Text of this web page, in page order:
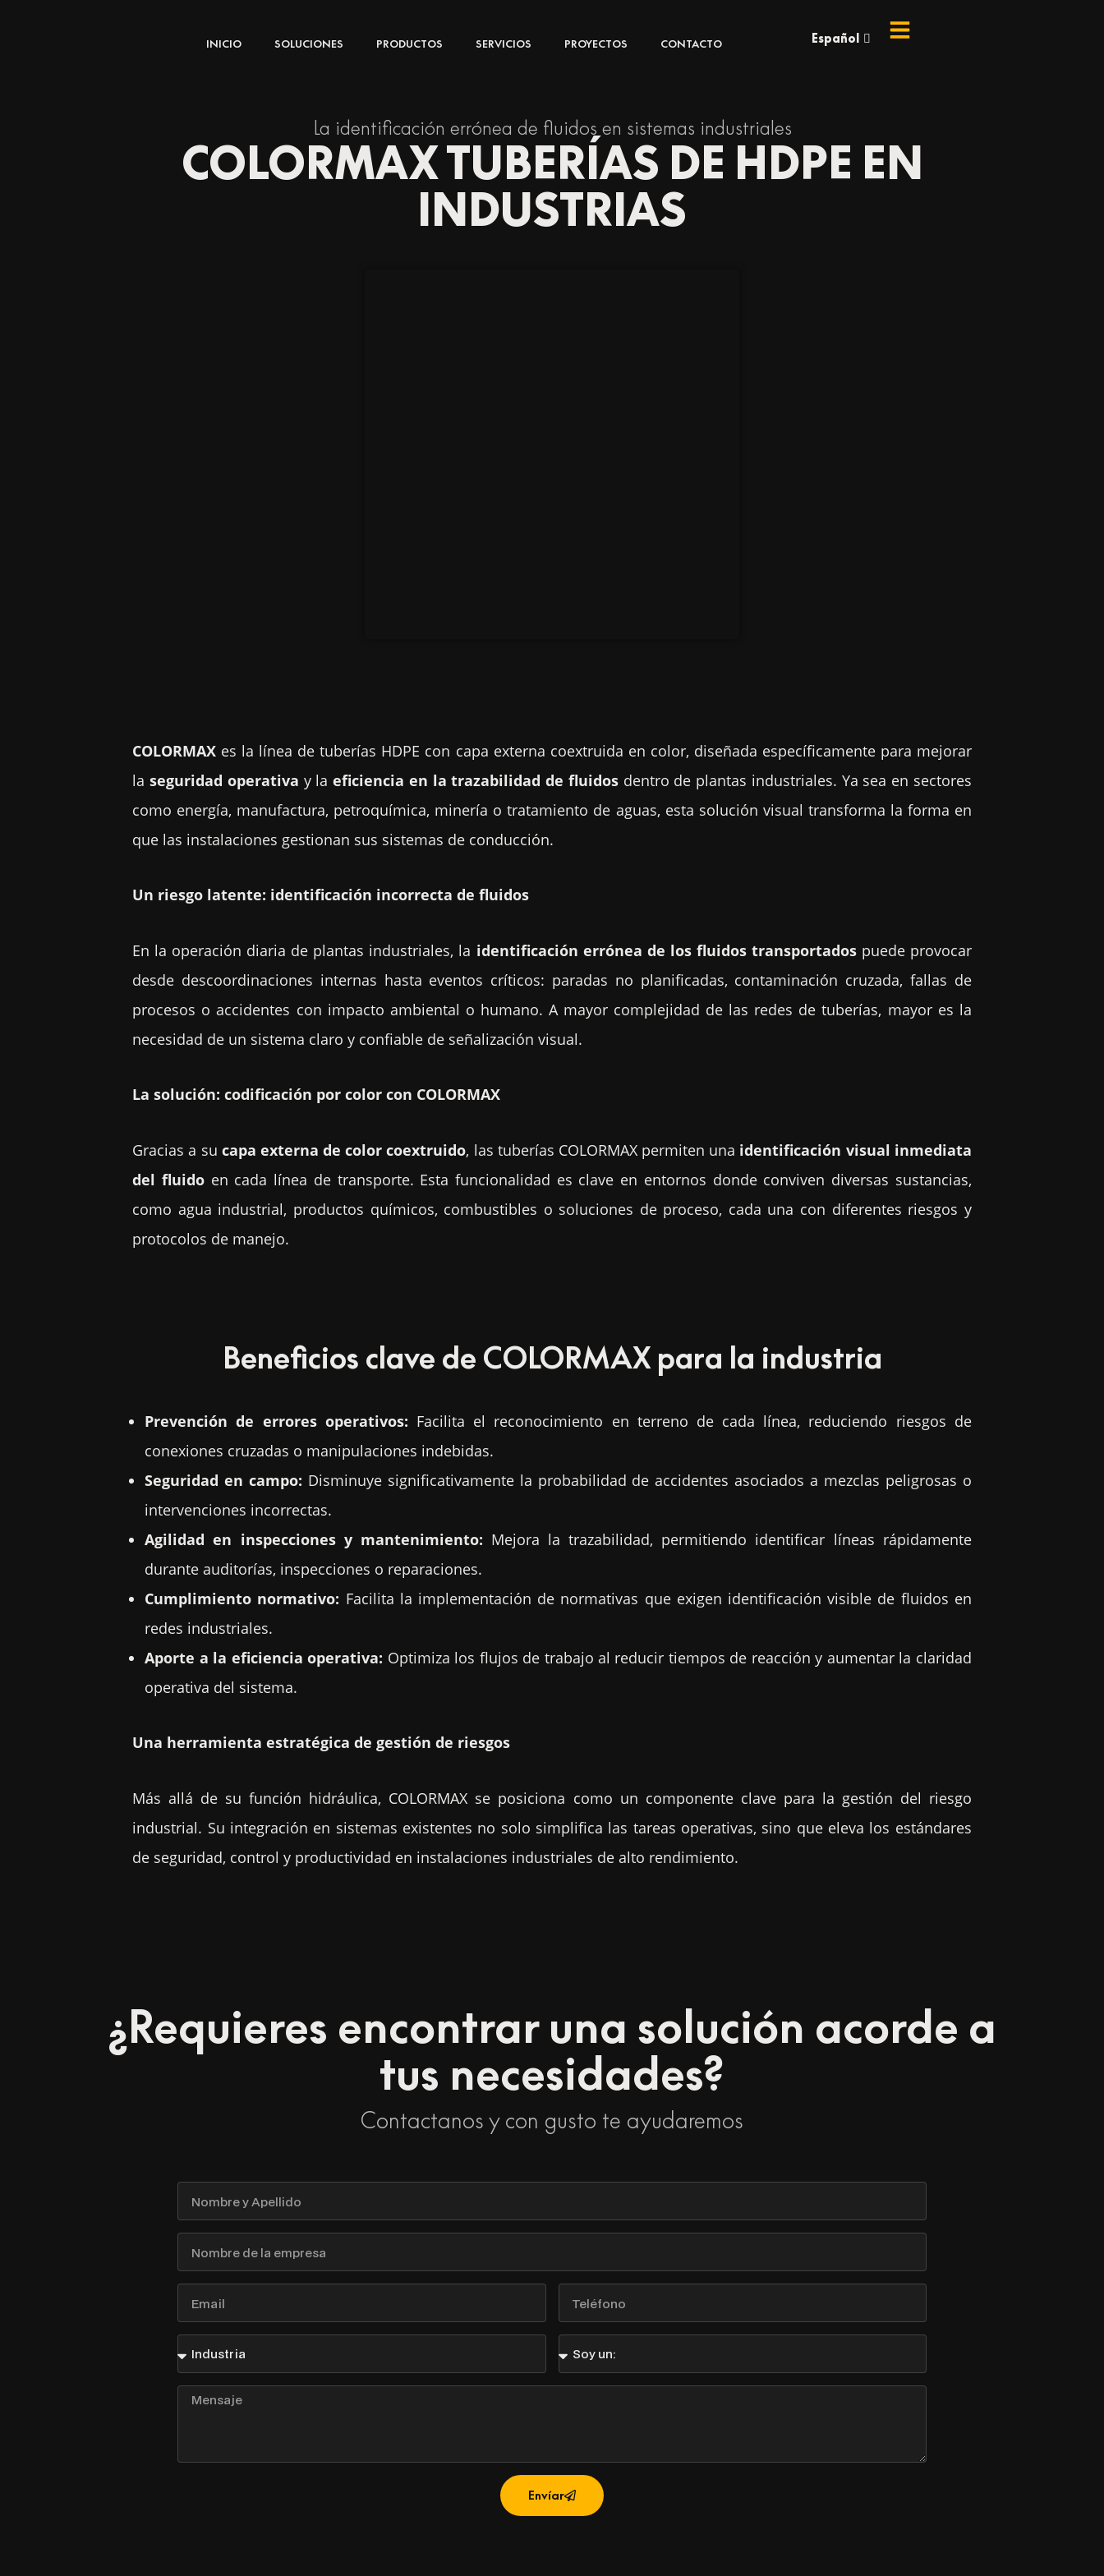
INICIO SOLUCIONES PRODUCTOS SERVICIOS PROYECTOS CONTACTO Español
English
La identificación errónea de fluidos en sistemas industriales
COLORMAX TUBERÍAS DE HDPE EN
INDUSTRIAS
COLORMAX es la línea de tuberías HDPE con capa externa coextruida en color, diseñada específicamente para mejorar
laseguridad operativa y laeficiencia en la trazabilidad de fluidosdentro de plantas industriales. Ya sea en sectores
como energía, manufactura, petroquímica, minería o tratamiento de aguas, esta solución visual transforma la forma en
que las instalaciones gestionan sus sistemas de conducción.
Un riesgo latente: identificación incorrecta de fluidos
En la operación diaria de plantas industriales, la identificación errónea de los fluidos transportadospuede provocar
desde descoordinaciones internas hasta eventos críticos: paradas no planificadas, contaminación cruzada, fallas de
procesos o accidentes con impacto ambiental o humano. A mayor complejidad de las redes de tuberías, mayor es la
necesidad de un sistema claro y confiable de señalización visual.
La solución: codificación por color con COLORMAX
Gracias a su capa externa de color coextruido, las tuberías COLORMAX permiten una identificación visual inmediata
del fluidoen cada línea de transporte. Esta funcionalidad es clave en entornos donde conviven diversas sustancias,
como agua industrial, productos químicos, combustibles o soluciones de proceso, cada una con diferentes riesgos y
protocolos de manejo.
Beneficios clave de COLORMAX para la industria
Prevención de errores operativos: Facilita el reconocimiento en terreno de cada línea, reduciendo riesgos de
conexiones cruzadas o manipulaciones indebidas.
Seguridad en campo: Disminuye significativamente la probabilidad de accidentes asociados a mezclas peligrosas o
intervenciones incorrectas.
Agilidad en inspecciones y mantenimiento: Mejora la trazabilidad, permitiendo identificar líneas rápidamente
durante auditorías, inspecciones o reparaciones.
Cumplimiento normativo: Facilita la implementación de normativas que exigen identificación visible de fluidos en
redes industriales.
Aporte a la eficiencia operativa: Optimiza los flujos de trabajo al reducir tiempos de reacción y aumentar la claridad
operativa del sistema.
Una herramienta estratégica de gestión de riesgos
Más allá de su función hidráulica, COLORMAX se posiciona como un componente clave para la gestión del riesgo
industrial. Su integración en sistemas existentes no solo simplifica las tareas operativas, sino que eleva los estándares
de seguridad, control y productividad en instalaciones industriales de alto rendimiento.
¿Requieres encontrar una solución acorde a
tus necesidades?
Contactanos y con gusto te ayudaremos
Nombre
Apellido
Nombre
la
empresa
Email Teléfono
Industria
Soy
un:
Mensaje
Envíar